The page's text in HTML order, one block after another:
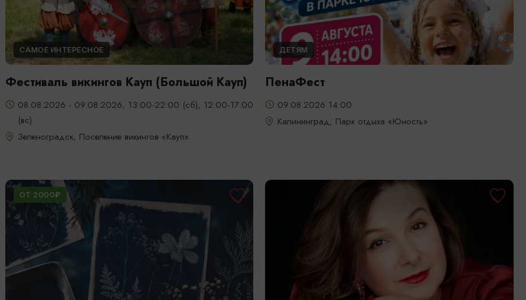
САМОЕ ИНТЕРЕСНОЕ
Фестиваль викингов Кауп (Большой Кауп)
08.08.2026 - 09.08.2026, 13:00-22:00 (сб), 12:00-17:00
(вс)
Зеленоградск, Поселение викингов «Кауп»
ДЕТЯМ
ПенаФест
09.08.2026 14:00
Калининград, Парк отдыха «Юность»
ОТ 2000₽